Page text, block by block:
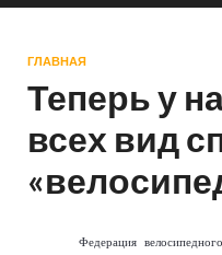
ГЛАВНАЯ
Теперь у
всех вид
Федерация